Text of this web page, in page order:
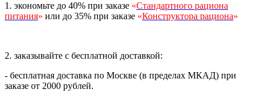
1. экономьте до 40% при заказе «Стандартного рациона
питания» или до 35% при заказе «Конструктора рациона»
2. заказывайте с бесплатной доставкой:
- бесплатная доставка по Москве (в пределах МКАД) при
заказе от 2000 рублей.